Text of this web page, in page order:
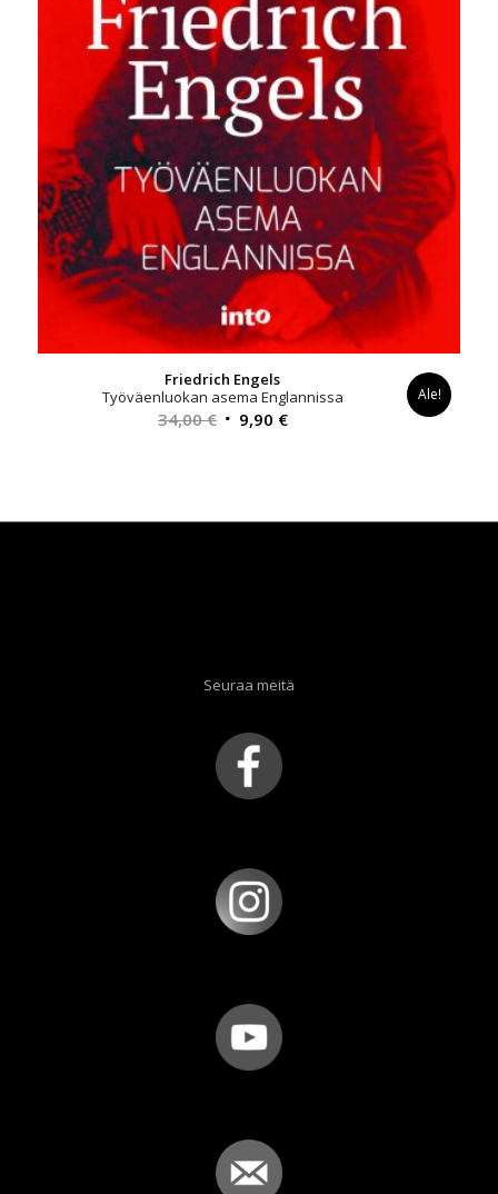
Friedrich Engels
Työväenluokan asema Englannissa
34,00€ Alkuperäinen
9,90 €Nykyinen
Ale!
Seuraa meitä